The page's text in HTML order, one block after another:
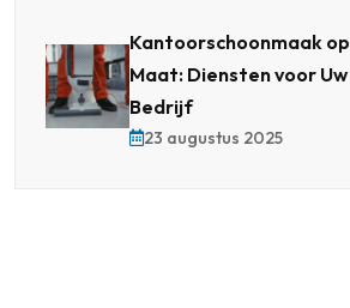
Kantoorschoonmaak op
Maat: Diensten voor Uw
Bedrijf
23 augustus 2025